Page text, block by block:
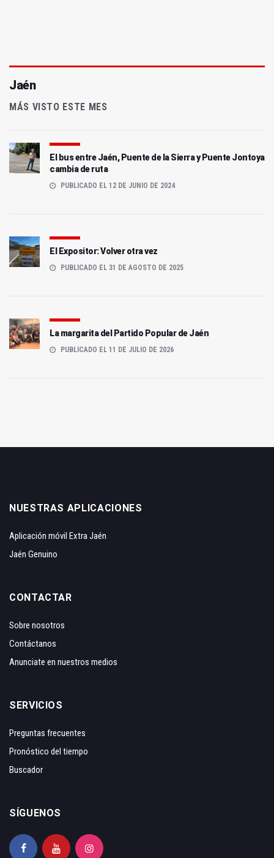
Jaén
MÁS VISTO ESTE MES
El bus entre Jaén, Puente de la Sierra y Puente Jontoya
cambia de ruta
PUBLICADO EL 12 DE JUNIO DE 2024
El Expositor: Volver otra vez
PUBLICADO EL 31 DE AGOSTO DE 2025
La margarita del Partido Popular de Jaén
PUBLICADO EL 11 DE JULIO DE 2026
NUESTRAS APLICACIONES
Aplicación móvil Extra Jaén
Jaén Genuino
CONTACTAR
Sobre nosotros
Contáctanos
Anunciate en nuestros medios
SERVICIOS
Preguntas frecuentes
Pronóstico del tiempo
Buscador
SÍGUENOS